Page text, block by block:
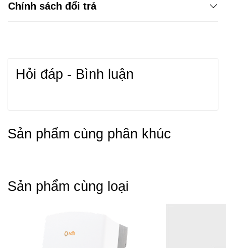
Chính sách đổi trả
Hỏi đáp - Bình luận
Sản phẩm cùng phân khúc
Sản phẩm cùng loại